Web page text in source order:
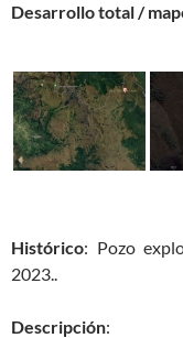
Desarrollo total /
Histórico: Pozo
2023..
Descripción: